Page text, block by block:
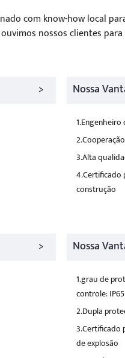
com know-how local
nossos clientes
> Nossa
3.Alta
4.Certificado
construção
> Nossa
1.grau de
controle: IP65
2.Dupla
3.Certificado
de explosão